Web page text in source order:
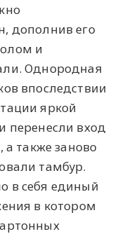
дополнив его
и
Однородная
впоследствии
яркой
перенесли вход
а также заново
тамбур.
в себя единый
в котором